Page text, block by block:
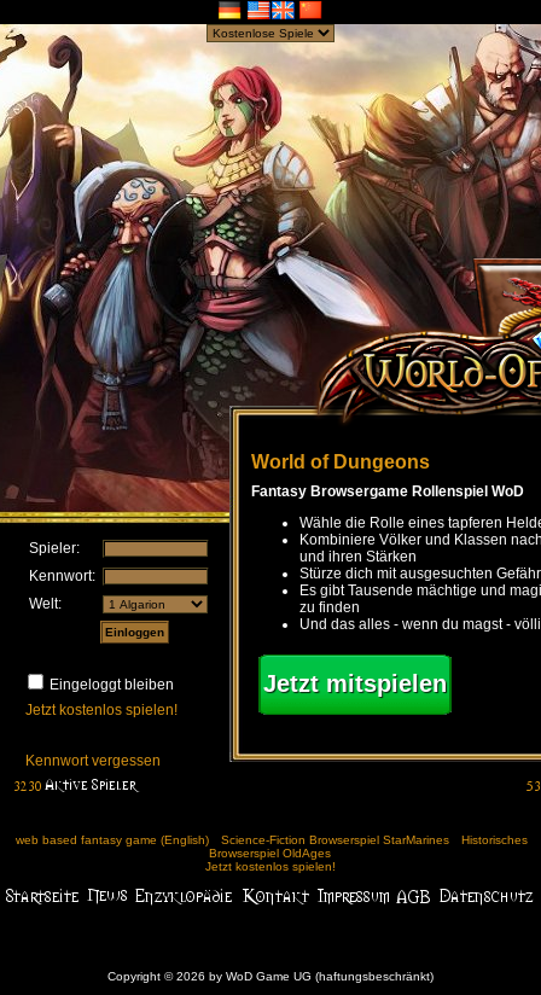
Spieler:
Kennwort:
Welt:
Eingeloggt bleiben
Jetzt kostenlos spielen!
Kennwort vergessen
World of Dungeons
Fantasy Browsergame Rollenspiel WoD
Wähle die Rolle eines tapferen
Kombiniere Völker und Klassen
und ihren Stärken
Stürze dich mit ausgesuchten
Es gibt Tausende mächtige und
zu finden
Und das alles - wenn du magst -
Jetzt mitspielen
web based fantasy game (English) Science-Fiction Browserspiel StarMarines
Historisches
Browserspiel OldAges
Jetzt kostenlos spielen!
Copyright © 2026 by WoD Game UG (haftungsbeschränkt)